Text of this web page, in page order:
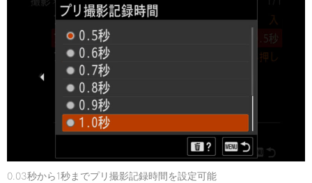
0.03秒から1秒までプリ撮影記録時間を設定可能